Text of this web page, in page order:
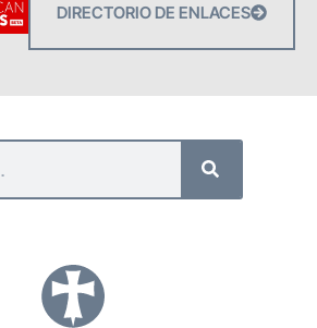
DIRECTORIO DE ENLACES